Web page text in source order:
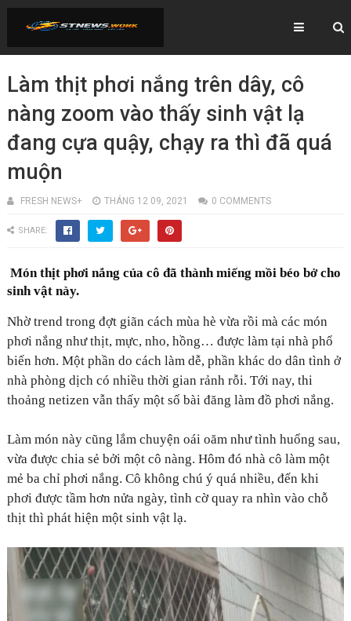
Làm thịt phơi nắng trên dây, cô
nàng zoom vào thấy sinh vật lạ
đang cựa quậy, chạy ra thì đã quá
muộn
FRESH NEWS+ THÁNG 12 09, 2021 0 COMMENTS
SHARE:
Món thịt phơi nắng của cô đã thành miếng mồi béo bở cho
sinh vật này.
Nhờ trend trong đợt giãn cách mùa hè vừa rồi mà các món
phơi nắng như thịt, mực, nho, hồng… được làm tại nhà phổ
biến hơn. Một phần do cách làm dễ, phần khác do dân tình ở
nhà phòng dịch có nhiều thời gian rảnh rỗi. Tới nay, thi
thoảng netizen vẫn thấy một số bài đăng làm đồ phơi nắng.
Làm món này cũng lắm chuyện oái oăm như tình huống sau,
vừa được chia sẻ bởi một cô nàng. Hôm đó nhà cô làm một
mẻ ba chỉ phơi nắng. Cô không chú ý quá nhiều, đến khi
phơi được tầm hơn nửa ngày, tình cờ quay ra nhìn vào chỗ
thịt thì phát hiện một sinh vật lạ.